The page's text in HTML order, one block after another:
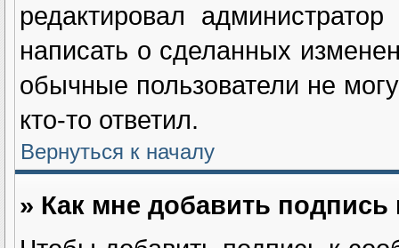
редактировал
написать о сделанных
обычные пользователи не
кто-то ответил.
Вернуться к началу
» Как мне добавить